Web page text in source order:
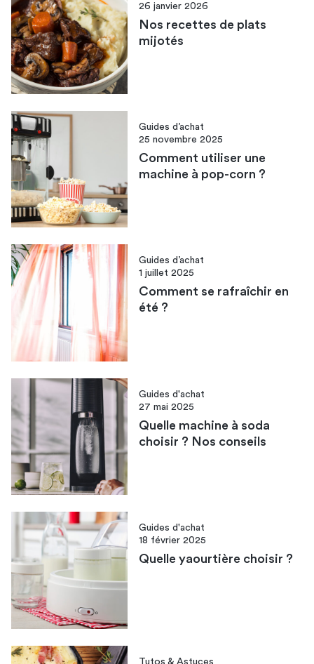
26 janvier 2026
Nos recettes de plats
mijotés
Guides d’achat
25 novembre 2025
Comment utiliser une
machine à pop-corn​ ?
Guides d’achat
1 juillet 2025
Comment se rafraîchir en
été​ ?
Guides d'achat
27 mai 2025
Quelle machine à soda
choisir ? Nos conseils
Guides d'achat
18 février 2025
Quelle yaourtière choisir ?
Tutos & Astuces